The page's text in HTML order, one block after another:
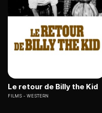
Le retour de Billy the Kid
FILMS WESTERN